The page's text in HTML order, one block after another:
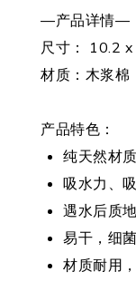
—产品详情—
尺寸： 10.2
材质：木浆棉
产品特色：
纯天然材
吸水力、
遇水后质
易干，细
材质耐用